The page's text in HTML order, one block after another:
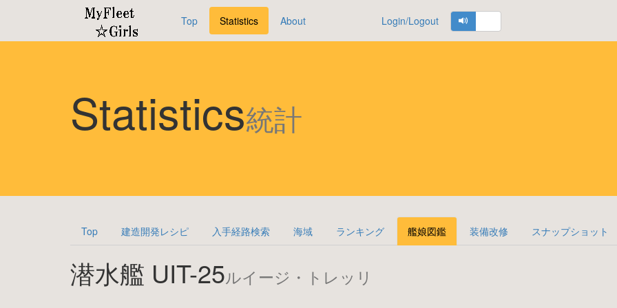
Top Statistics About Login/Logout
Statistics統計
Top 建造開発レシピ 入手経路検索 海域 ランキング 艦娘図鑑 装備改修 スナップショット
潜水艦 UIT-25ルイージ・トレッリ